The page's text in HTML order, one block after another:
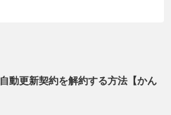
動更新契約を解約する方法【かん